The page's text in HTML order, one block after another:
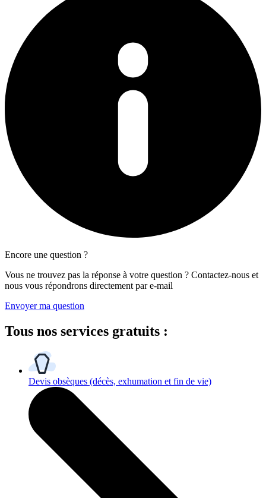
Encore une question ?
Vous ne trouvez pas la réponse à votre question ? Contactez-nous et
nous vous répondrons directement par e-mail
Envoyer ma question
Tous nos services gratuits :
Devis obsèques (décès, exhumation et fin de vie)